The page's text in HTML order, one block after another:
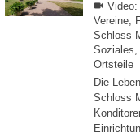
Video:
Vereine,
Schloss
Soziales,
Ortsteile
Die
Schloss